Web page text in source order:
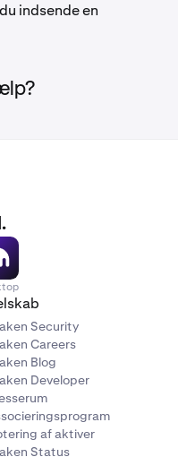
indsende en
Security
Careers
Blog
Developer
af aktiver
Status